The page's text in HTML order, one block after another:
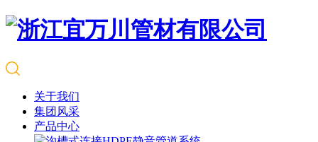
关于我们
集团风采
产品中心